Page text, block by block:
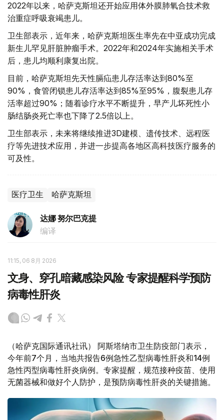
2022年以来，哈萨克斯坦还开始应用体外膜肺氧合技术救
治重症呼吸衰竭患儿。
卫生部表示，近年来，哈萨克斯坦医生率先在中亚成功完成
新生儿罕见肝脏肿瘤手术。2022年和2024年实施相关手术
后，患儿均顺利康复出院。
目前，哈萨克斯坦先天性膈疝患儿存活率达到80%至
90%，食管闭锁患儿存活率达到85%至95%，腹裂患儿存
活率超过90%；随着诊疗水平不断提升，早产儿坏死性小
肠结肠炎死亡率也下降了2.5倍以上。
卫生部表示，未来将继续推进3D建模、遗传技术、远程医
疗等先进技术应用，并进一步提高各地区高科技医疗服务的
可及性。
医疗卫生 哈萨克斯坦
达娜 努尔巴克提
编译
11:15, 06 8月 2026
文身、穿孔暗藏感染风险 专家提醒科学预防
病毒性肝炎
（哈萨克国际通讯社讯） 阿斯塔纳市卫生防疫部门表示，
今年前7个月，当地共报告6例急性乙型病毒性肝炎和14例
急性丙型病毒性肝炎病例。专家提醒，规范接种疫苗、使用
无菌器械和做好个人防护，是预防病毒性肝炎的关键措施。